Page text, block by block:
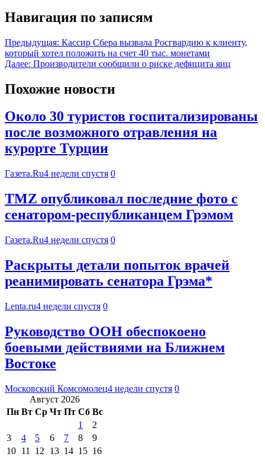
Навигация по записям
Предыдущая: Кассир Сбера вызвала Росгвардию к клиенту,
который хотел положить на счет 40 тыс. монетами
Далее: Производители сообщили о риске дефицита яиц
Похожие новости
Около 30 туристов госпитализированы
после возможного отравления на
курорте Турции
Газета.Ru4 недели спустя 0
TMZ опубликовал последние фото с
сенатором-республиканцем Грэмом
Газета.Ru4 недели спустя 0
Раскрыты детали попыток врачей
реанимировать сенатора Грэма*
Lenta.ru4 недели спустя 0
Руководство ООН обеспокоено
боевыми действиями на Ближнем
Востоке
Московский Комсомолец4 недели спустя 0
Август 2026
Пн Вт Ср Чт Пт Сб Вс
1
2
3
4 5 6 7 8
9
10 11 12 13 14 15 16